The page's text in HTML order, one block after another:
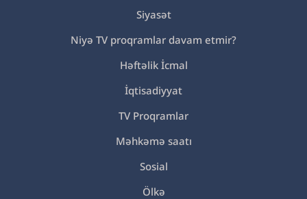
Siyasət
Niyə TV proqramlar davam etmir?
Həftəlik İcmal
İqtisadiyyat
TV Proqramlar
Məhkəmə saatı
Sosial
Ölkə